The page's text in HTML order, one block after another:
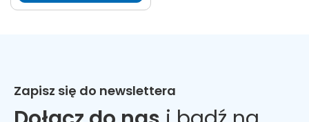
Zapisz się do newslettera